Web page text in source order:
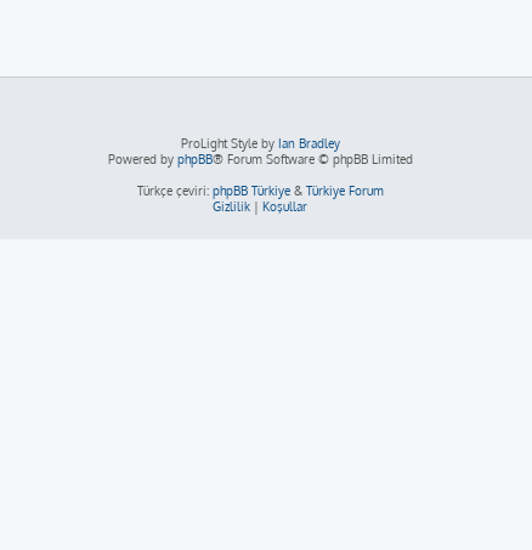
ProLight Style by Ian Bradley
Powered by phpBB® Forum Software © phpBB Limited
Türkçe çeviri: phpBB Türkiye& Türkiye Forum
Gizlilik | Koşullar